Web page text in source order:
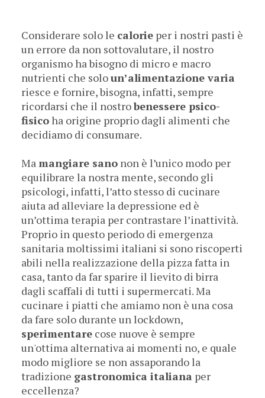
Considerare solo le calorie per i nostri pasti è
un errore da non sottovalutare, il nostro
organismo ha bisogno di micro e macro
nutrienti che soloun’alimentazione varia
riesce e fornire, bisogna, infatti, sempre
ricordarsi che il nostrobenessere psico-
fisicoha origine proprio dagli alimenti che
decidiamo di consumare.
Mamangiare sano non è l’unico modo per
equilibrare la nostra mente, secondo gli
psicologi, infatti, l’atto stesso di cucinare
aiuta ad alleviare la depressione ed è
un’ottima terapia per contrastare l’inattività.
Proprio in questo periodo di emergenza
sanitaria moltissimi italiani si sono riscoperti
abili nella realizzazione della pizza fatta in
casa, tanto da far sparire il lievito di birra
dagli scaffali di tutti i supermercati. Ma
cucinare i piatti che amiamo non è una cosa
da fare solo durante un lockdown,
sperimentare cose nuove è sempre
un'ottima alternativa ai momenti no, e quale
modo migliore se non assaporando la
tradizione gastronomica italiana per
eccellenza?